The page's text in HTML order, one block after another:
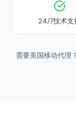
24/7技术支
需要美国移动代理